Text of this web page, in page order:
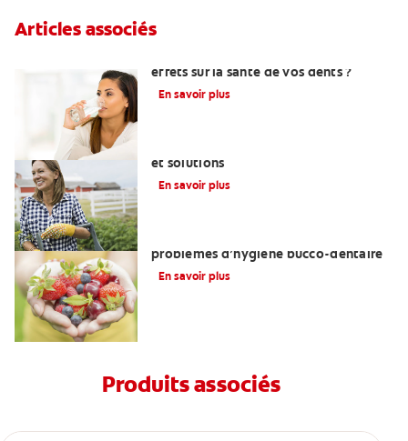
Articles associés
effets sur la santé de vos dents ?
En savoir plus
et solutions
En savoir plus
problèmes d’hygiène bucco-dentaire
En savoir plus
Produits associés